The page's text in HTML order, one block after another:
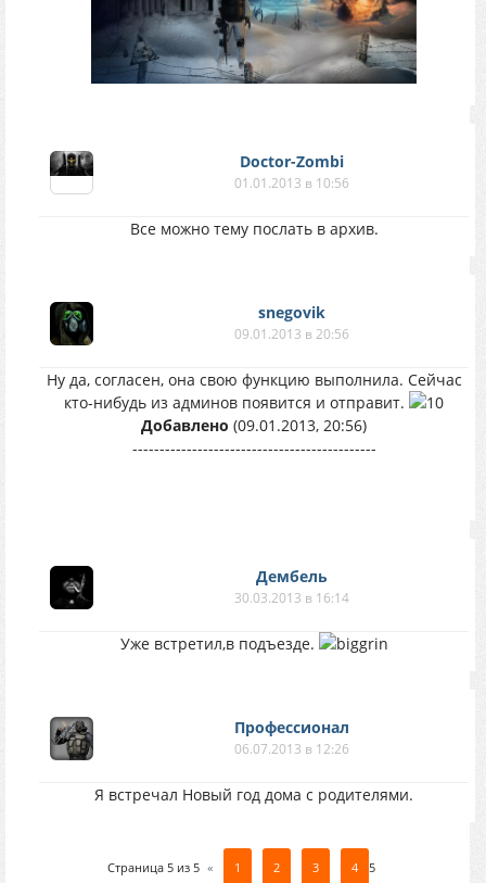
Doctor-Zombi
01.01.2013 в 10:56
Все можно тему послать в архив.
snegovik
09.01.2013 в 20:56
Ну да, согласен, она свою функцию выполнила. Сейчас
кто-нибудь из админов появится и отправит.
Добавлено (09.01.2013, 20:56)
---------------------------------------------
Дембель
30.03.2013 в 16:14
Уже встретил,в подъезде.
Профессионал
06.07.2013 в 12:26
Я встречал Новый год дома с родителями.
Страница 5 из 5 « 1 2 3 4 5